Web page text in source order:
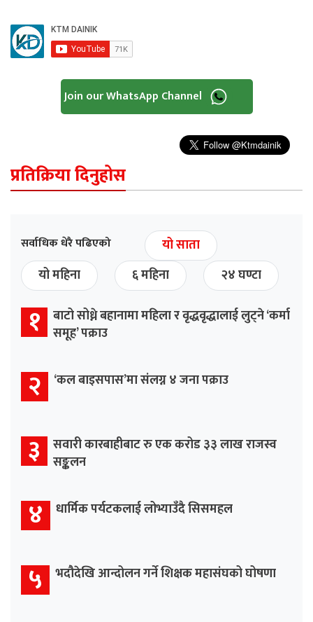
Join our WhatsApp Channel
प्रतिक्रिया दिनुहोस
सर्वाधिक धेरै पढिएको
यो साता
यो महिना
६ महिना २४ घण्टा
१ बाटो सोध्ने बहानामा महिला र वृद्धवृद्धालाई लुट्ने ‘कर्मा
समूह’ पक्राउ
२ ‘कल बाइसपास’मा संलग्न ४ जना पक्राउ
३ सवारी कारबाहीबाट रु एक करोड ३३ लाख राजस्व
सङ्कलन
४ धार्मिक पर्यटकलाई लोभ्याउँदै सिसमहल
५ भदौदेखि आन्दोलन गर्ने शिक्षक महासंघको घोषणा